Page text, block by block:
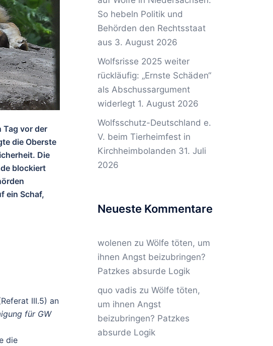
Tag vor der
die Oberste
Die
blockiert
ein Schaf,
III.5) an
für GW
die
So hebeln Politik und
Behörden den Rechtsstaat
aus 3. August 2026
Wolfsrisse 2025 weiter
rückläufig: „Ernste Schäden“
als Abschussargument
widerlegt 1. August 2026
Wolfsschutz-Deutschland e.
V. beim Tierheimfest in
Kirchheimbolanden 31. Juli
2026
Neueste Kommentare
wolenen zu Wölfe töten, um
ihnen Angst beizubringen?
Patzkes absurde Logik
quo vadis zu Wölfe töten,
um ihnen Angst
beizubringen? Patzkes
absurde Logik